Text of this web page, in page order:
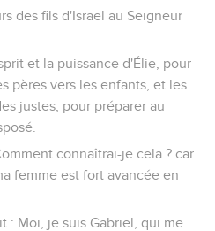
des fils d'Israël au Seigneur
et la puissance d'Élie, pour
pères vers les enfants, et les
justes, pour préparer au
connaîtrai-je cela ? car
femme est fort avancée en
: Moi, je suis Gabriel, qui me